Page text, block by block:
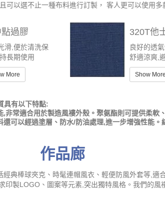
可以選不止一種布料進行訂製， 客人更可以使用多
過膠
滑,便於清洗保
長期使用
More
320T他
良好的透
舒適涼爽,
Show More
具有以下特點:
常適合用於製造風褸外殼。聚氨酯則可提供柔軟
可以經過塗層、防水/防油處理,進一步增強性能
作品廊
典棒球夾克、時髦連帽風衣、輕便防風外套等,適
製LOGO、圖案等元素,突出獨特風格。我們的